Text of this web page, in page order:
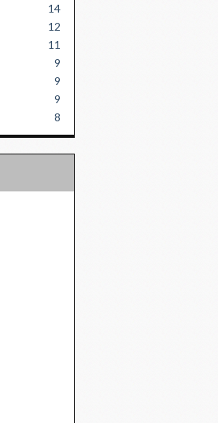
14
12
11
9
9
9
8